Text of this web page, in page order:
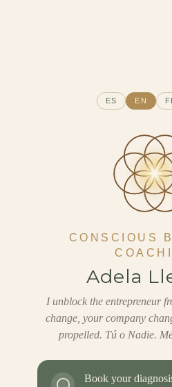
ES EN
CONSCIOUS
Adela
I unblock the entrepreneur
change, your company
propelled. Tú o Nadie.
Book your